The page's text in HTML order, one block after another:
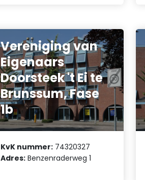
Vereniging van
Eigenaars
Doorsteek 't Ei te
Brunssum, Fase
1b
KvK nummer: 74320327
Adres: Benzenraderweg 1
Vereniging van